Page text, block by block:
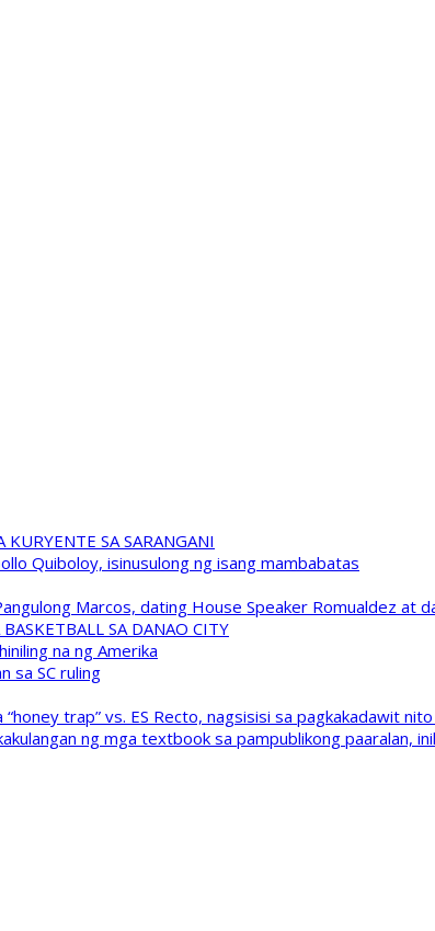
SA SARANGANI
Quiboloy, isinusulong ng isang mambabatas
Marcos, dating House Speaker Romualdez at
SA DANAO CITY
na ng Amerika
sa SC ruling
trap” vs. ES Recto, nagsisisi sa pagkakadawit
ng mga textbook sa pampublikong paaralan,